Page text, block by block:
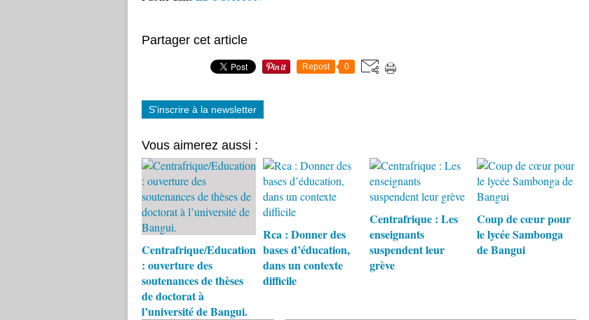
Partager cet article
Repost 0
S'inscrire à la newsletter
Vous aimerez aussi :
Centrafrique/Education
: ouverture des
soutenances de thèses
de doctorat à
l’université de Bangui.
Rca : Donner des
bases d’éducation,
dans un contexte
difficile
Centrafrique : Les
enseignants
suspendent leur
grève
Coup de cœur pour
le lycée Sambonga
de Bangui